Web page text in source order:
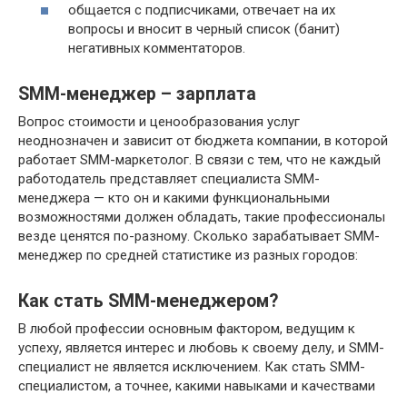
общается с подписчиками, отвечает на их
вопросы и вносит в черный список (банит)
негативных комментаторов.
SMM-менеджер – зарплата
Вопрос стоимости и ценообразования услуг
неоднозначен и зависит от бюджета компании, в которой
работает SMM-маркетолог. В связи с тем, что не каждый
работодатель представляет специалиста SMM-
менеджера — кто он и какими функциональными
возможностями должен обладать, такие профессионалы
везде ценятся по-разному. Сколько зарабатывает SMM-
менеджер по средней статистике из разных городов:
Как стать SMM-менеджером?
В любой профессии основным фактором, ведущим к
успеху, является интерес и любовь к своему делу, и SMM-
специалист не является исключением. Как стать SMM-
специалистом, а точнее, какими навыками и качествами